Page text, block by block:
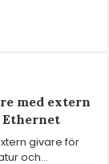
med extern
Ethernet
givare för
och